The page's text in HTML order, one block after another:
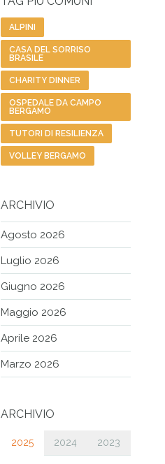
ALPINI
CASA DEL SORRISO
BRASILE
CHARITY DINNER
OSPEDALE DA CAMPO
BERGAMO
TUTORI DI RESILIENZA
VOLLEY BERGAMO
ARCHIVIO
Agosto 2026
Luglio 2026
Giugno 2026
Maggio 2026
Aprile 2026
Marzo 2026
ARCHIVIO
2025 2024 2023